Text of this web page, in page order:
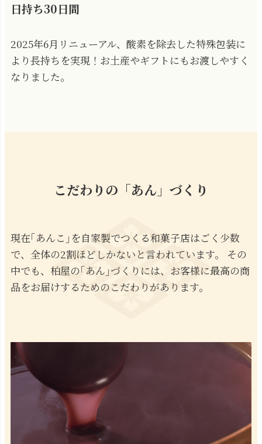
日持ち30日間
2025年6月リニューアル、酸素を除去した特殊包装に
より長持ちを実現！お土産やギフトにもお渡しやすく
なりました。
こだわりの「あん」づくり
現在｢あんこ｣を自家製でつくる和菓子店はごく少数
で、全体の2割ほどしかないと言われています。 その
中でも、柏屋の｢あん｣づくりには、お客様に最高の商
品をお届けするためのこだわりがあります。